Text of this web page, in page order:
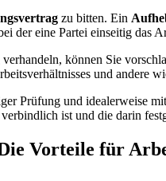
zu bitten. Ein
der eine Partei einseitig das
können Sie
und andere
Prüfung und idealerweise
ist und die darin
Vorteile für